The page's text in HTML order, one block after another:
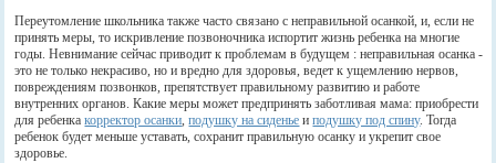
Переутомление школьника также часто связано с неправильной осанкой, и, если не
принять меры, то искривление позвоночника испортит жизнь ребенка на многие
годы. Невнимание сейчас приводит к проблемам в будущем : неправильная осанка -
это не только некрасиво, но и вредно для здоровья, ведет к ущемлению нервов,
повреждениям позвонков, препятствует правильному развитию и работе
внутренних органов. Какие меры может предпринять заботливая мама: приобрести
для ребенкакорректор осанки,подушку на сиденье иподушку под спину. Тогда
ребенок будет меньше уставать, сохранит правильную осанку и укрепит свое
здоровье.